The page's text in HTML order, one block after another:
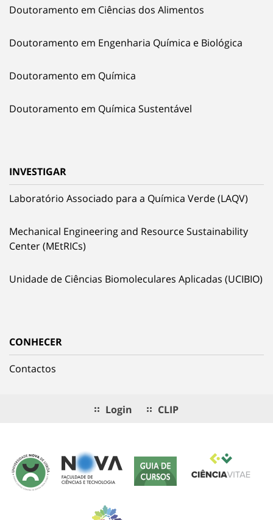
Doutoramento em Ciências dos Alimentos
Doutoramento em Engenharia Química e Biológica
Doutoramento em Química
Doutoramento em Química Sustentável
INVESTIGAR
Laboratório Associado para a Química Verde (LAQV)
Mechanical Engineering and Resource Sustainability
Center (MEtRICs)
Unidade de Ciências Biomoleculares Aplicadas (UCIBIO)
CONHECER
Contactos
Login CLIP